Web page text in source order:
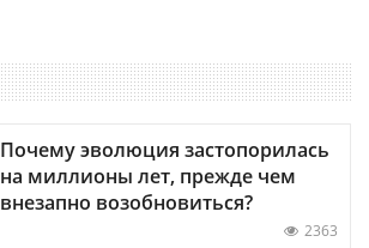
Почему эволюция застопорилась
на миллионы лет, прежде чем
внезапно возобновиться?
2363